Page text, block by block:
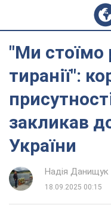
"Ми стоїмо
тиранії":
закликав
України
Надія Данищук
18.09.2025 00:15